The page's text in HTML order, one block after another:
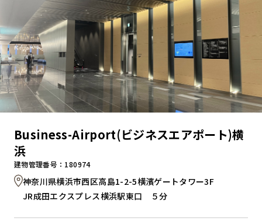
Business-Airport(ビジネスエアポート)横
浜
建物管理番号：180974
神奈川県横浜市西区高島1-2-5横濱ゲートタワー3F
JR成田エクスプレス横浜駅東口 ５分